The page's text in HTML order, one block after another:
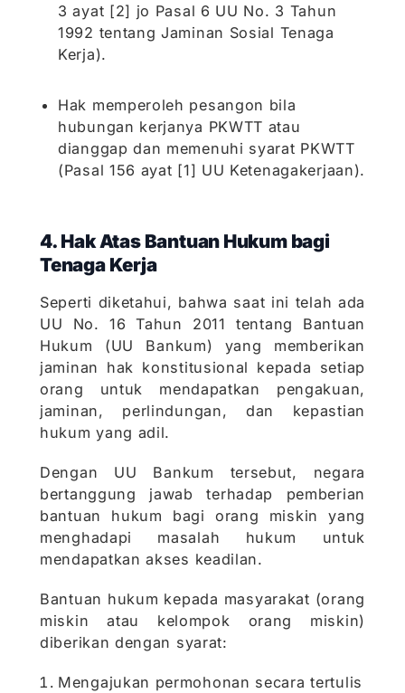
3 ayat [2] jo Pasal 6 UU No. 3 Tahun
1992 tentang Jaminan Sosial Tenaga
Kerja).
Hak memperoleh pesangon bila
hubungan kerjanya PKWTT atau
dianggap dan memenuhi syarat PKWTT
(Pasal 156 ayat [1] UU Ketenagakerjaan).
4. Hak Atas Bantuan Hukum bagi
Tenaga Kerja
Seperti diketahui, bahwa saat ini telah ada
UU No. 16 Tahun 2011 tentang Bantuan
Hukum (UU Bankum) yang memberikan
jaminan hak konstitusional kepada setiap
orang untuk mendapatkan pengakuan,
jaminan, perlindungan, dan kepastian
hukum yang adil.
Dengan UU Bankum tersebut, negara
bertanggung jawab terhadap pemberian
bantuan hukum bagi orang miskin yang
menghadapi masalah hukum untuk
mendapatkan akses keadilan.
Bantuan hukum kepada masyarakat (orang
miskin atau kelompok orang miskin)
diberikan dengan syarat:
Mengajukan permohonan secara tertulis